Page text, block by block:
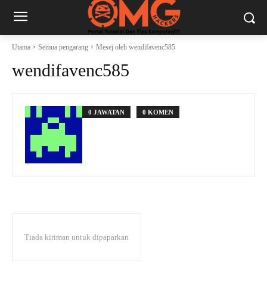
Utama Semua pengarang Mesej oleh wendifavenc585
wendifavenc585
0 JAWATAN 0 KOMEN
Tiada kiriman untuk dipaparkan